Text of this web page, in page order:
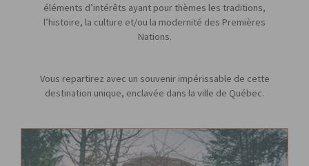
éléments d’intérêts ayant pour thèmes les traditions,
l’histoire, la culture et/ou la modernité des Premières
Nations.
Vous repartirez avec un souvenir impérissable de cette
destination unique, enclavée dans la ville de Québec.